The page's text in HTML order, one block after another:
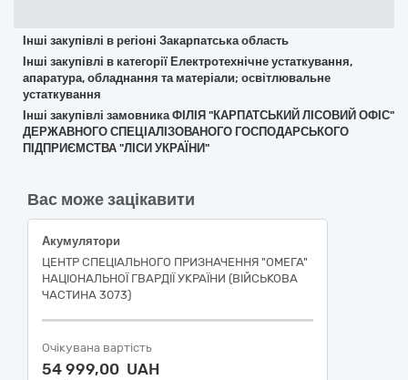
Інші закупівлі в регіоні Закарпатська область
Інші закупівлі в категорії Електротехнічне устаткування,
апаратура, обладнання та матеріали; освітлювальне
устаткування
Інші закупівлі замовника ФІЛІЯ "КАРПАТСЬКИЙ ЛІСОВИЙ ОФІС"
ДЕРЖАВНОГО СПЕЦІАЛІЗОВАНОГО ГОСПОДАРСЬКОГО
ПІДПРИЄМСТВА "ЛІСИ УКРАЇНИ"
Вас може зацікавити
Акумулятори
ЦЕНТР СПЕЦІАЛЬНОГО ПРИЗНАЧЕННЯ "ОМЕГА"
НАЦІОНАЛЬНОЇ ГВАРДІЇ УКРАЇНИ (ВІЙСЬКОВА
ЧАСТИНА 3073)
Очікувана вартість
54 999,00 UAH